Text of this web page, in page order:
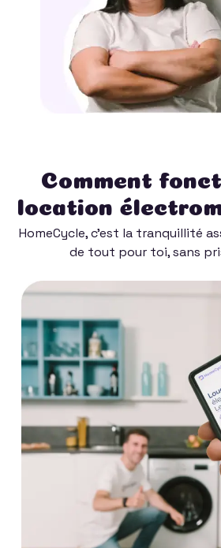
Comment
location
HomeCycle, c'est la tranquillité
de tout pour toi, sans